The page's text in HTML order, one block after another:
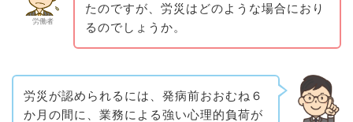
労働者
たのですが、労災はどのような場合におり
るのでしょうか。
労災が認められるには、発病前おおむね６
か月の間に、業務による強い心理的負荷が